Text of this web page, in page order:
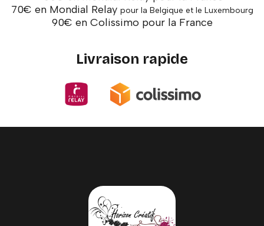
70€ en Mondial Relay pour la Belgique et le Luxembourg
90€ en Colissimo pour la France
Livraison rapide